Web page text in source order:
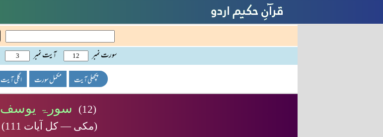
سورت نمبر آیت نمبر
پچھلی آیت مکمل سورت اگلی آیت
(12) سورۃ یوسف
(مکی — کل آیات 111)